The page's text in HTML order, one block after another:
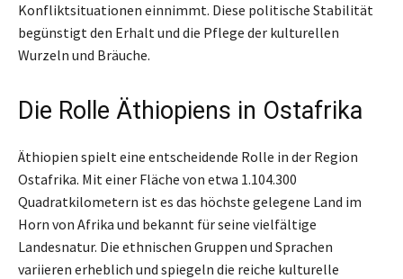
Konfliktsituationen einnimmt. Diese politische Stabilität
begünstigt den Erhalt und die Pflege der kulturellen
Wurzeln und Bräuche.
Die Rolle Äthiopiens in Ostafrika
Äthiopien spielt eine entscheidende Rolle in der Region
Ostafrika. Mit einer Fläche von etwa 1.104.300
Quadratkilometern ist es das höchste gelegene Land im
Horn von Afrika und bekannt für seine vielfältige
Landesnatur. Die ethnischen Gruppen und Sprachen
variieren erheblich und spiegeln die reiche kulturelle